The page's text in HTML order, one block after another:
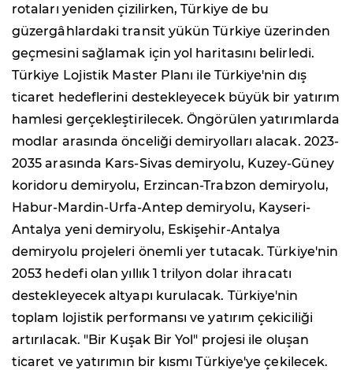
rotaları yeniden çizilirken, Türkiye de bu
güzergâhlardaki transit yükün Türkiye üzerinden
geçmesini sağlamak için yol haritasını belirledi.
Türkiye Lojistik Master Planı ile Türkiye'nin dış
ticaret hedeflerini destekleyecek büyük bir yatırım
hamlesi gerçekleştirilecek. Öngörülen yatırımlarda
modlar arasında önceliği demiryolları alacak. 2023-
2035 arasında Kars-Sivas demiryolu, Kuzey-Güney
koridoru demiryolu, Erzincan-Trabzon demiryolu,
Habur-Mardin-Urfa-Antep demiryolu, Kayseri-
Antalya yeni demiryolu, Eskişehir-Antalya
demiryolu projeleri önemli yer tutacak. Türkiye'nin
2053 hedefi olan yıllık 1 trilyon dolar ihracatı
destekleyecek altyapı kurulacak. Türkiye'nin
toplam lojistik performansı ve yatırım çekiciliği
artırılacak. "Bir Kuşak Bir Yol" projesi ile oluşan
ticaret ve yatırımın bir kısmı Türkiye'ye çekilecek.